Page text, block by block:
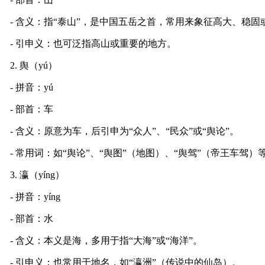
- 含义：指“泰山”，是中国五岳之首，常用来象征高大、稳固
- 引申义：也可泛指高山或重要的地方。
2. 舆（yú）
- 拼音：yú
- 部首：车
- 含义：原意为车，后引申为“众人”、“民众”或“舆论”。
- 常用词：如“舆论”、“舆图”（地图）、“舆驾”（帝王车驾）等
3. 瀛（yíng）
- 拼音：yíng
- 部首：水
- 含义：本义是海，多用于指“大海”或“海洋”。
- 引申义：也常用于地名，如“瀛洲”（传说中的仙岛）。